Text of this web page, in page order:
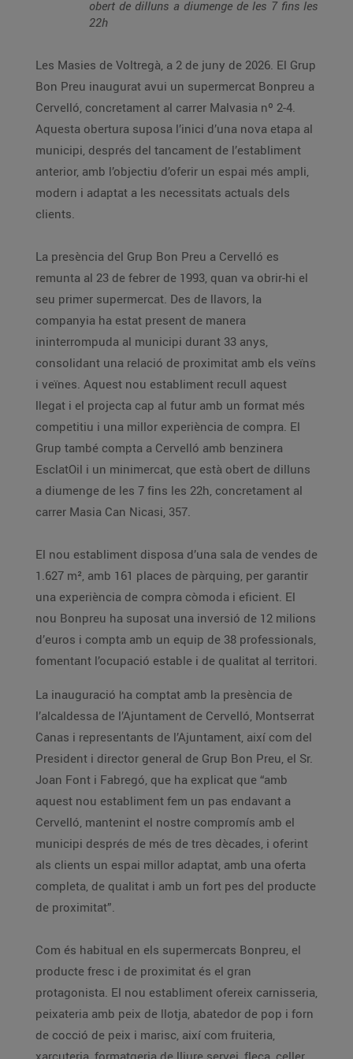
obert de dilluns a diumenge de les 7 fins les
22h
Les Masies de Voltregà, a 2 de juny de 2026. El Grup
Bon Preu inaugurat avui un supermercat Bonpreu a
Cervelló, concretament al carrer Malvasia nº 2-4.
Aquesta obertura suposa l’inici d’una nova etapa al
municipi, després del tancament de l’establiment
anterior, amb l’objectiu d’oferir un espai més ampli,
modern i adaptat a les necessitats actuals dels
clients.
La presència del Grup Bon Preu a Cervelló es
remunta al 23 de febrer de 1993, quan va obrir-hi el
seu primer supermercat. Des de llavors, la
companyia ha estat present de manera
ininterrompuda al municipi durant 33 anys,
consolidant una relació de proximitat amb els veïns
i veïnes. Aquest nou establiment recull aquest
llegat i el projecta cap al futur amb un format més
competitiu i una millor experiència de compra. El
Grup també compta a Cervelló amb benzinera
EsclatOil i un minimercat, que està obert de dilluns
a diumenge de les 7 fins les 22h, concretament al
carrer Masia Can Nicasi, 357.
El nou establiment disposa d’una sala de vendes de
1.627 m², amb 161 places de pàrquing, per garantir
una experiència de compra còmoda i eficient. El
nou Bonpreu ha suposat una inversió de 12 milions
d’euros i compta amb un equip de 38 professionals,
fomentant l’ocupació estable i de qualitat al territori.
La inauguració ha comptat amb la presència de
l’alcaldessa de l’Ajuntament de Cervelló, Montserrat
Canas i representants de l’Ajuntament, així com del
President i director general de Grup Bon Preu, el Sr.
Joan Font i Fabregó, que ha explicat que “amb
aquest nou establiment fem un pas endavant a
Cervelló, mantenint el nostre compromís amb el
municipi després de més de tres dècades, i oferint
als clients un espai millor adaptat, amb una oferta
completa, de qualitat i amb un fort pes del producte
de proximitat”.
Com és habitual en els supermercats Bonpreu, el
producte fresc i de proximitat és el gran
protagonista. El nou establiment ofereix carnisseria,
peixateria amb peix de llotja, abatedor de pop i forn
de cocció de peix i marisc, així com fruiteria,
xarcuteria, formatgeria de lliure servei, fleca, celler,